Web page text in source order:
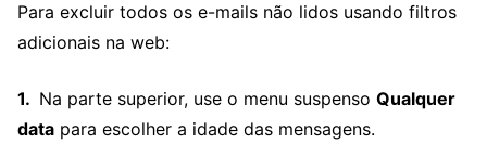
Para excluir todos os e-mails não lidos usando filtros
adicionais na web:
Na parte superior, use o menu suspenso Qualquer
data para escolher a idade das mensagens.